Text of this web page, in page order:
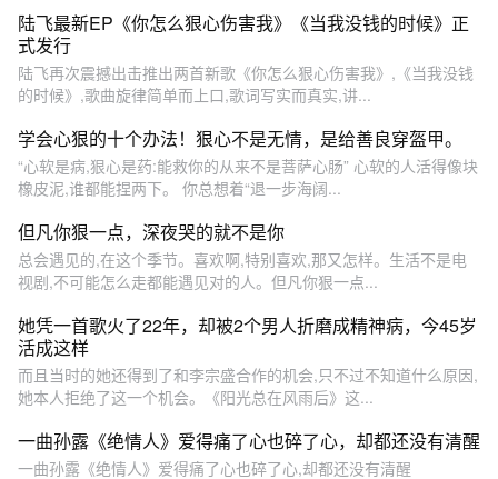
陆飞最新EP《你怎么狠心伤害我》《当我没钱的时候》正
式发行
陆飞再次震撼出击推出两首新歌《你怎么狠心伤害我》,《当我没钱
的时候》,歌曲旋律简单而上口,歌词写实而真实,讲...
学会心狠的十个办法！狠心不是无情，是给善良穿盔甲。
“心软是病,狠心是药:能救你的从来不是菩萨心肠” 心软的人活得像块
橡皮泥,谁都能捏两下。 你总想着“退一步海阔...
但凡你狠一点，深夜哭的就不是你
总会遇见的,在这个季节。喜欢啊,特别喜欢,那又怎样。生活不是电
视剧,不可能怎么走都能遇见对的人。但凡你狠一点...
她凭一首歌火了22年，却被2个男人折磨成精神病，今45岁
活成这样
而且当时的她还得到了和李宗盛合作的机会,只不过不知道什么原因,
她本人拒绝了这一个机会。《阳光总在风雨后》这...
一曲孙露《绝情人》爱得痛了心也碎了心，却都还没有清醒
一曲孙露《绝情人》爱得痛了心也碎了心,却都还没有清醒